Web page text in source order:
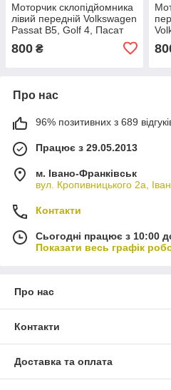
Моторчик склопідйомника
лівий передній Volkswagen
Passat B5, Golf 4, Пасат
Б5, Гольф 4. 101435203.
800 ₴
Про нас
96% позитивних з 689
Працює з 29.05.2013
м. Івано-Франківськ
вул. Кропивницького 2а,
Контакти
Сьогодні працює з 10:00
Показати весь графік
Про нас
Контакти
Доставка та оплата